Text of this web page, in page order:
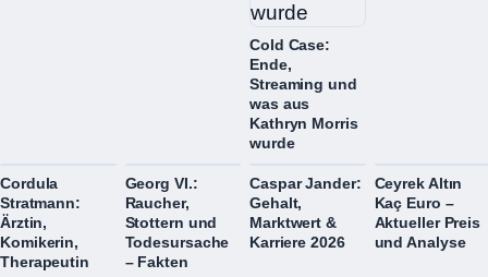
Cold Case:
Ende,
Streaming und
was aus
Kathryn Morris
wurde
Cordula
Stratmann:
Ärztin,
Komikerin,
Therapeutin
Georg VI.:
Raucher,
Stottern und
Todesursache
– Fakten
Caspar Jander:
Gehalt,
Marktwert &
Karriere 2026
Ceyrek Altın
Kaç Euro –
Aktueller Preis
und Analyse